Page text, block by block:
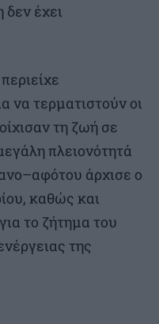
έχει
να τερματιστούν οι
τη ζωή σε
πλειονότητά
άρχισε ο
καθώς και
το ζήτημα του
της